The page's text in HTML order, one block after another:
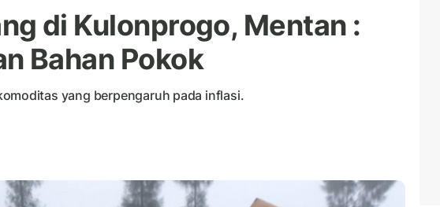
di Kulonprogo, Mentan :
Bahan Pokok
yang berpengaruh pada inflasi.